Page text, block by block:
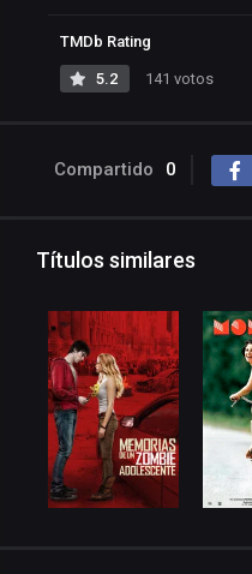
TMDb Rating
5.2 141 votos
Compartido 0
Títulos similares